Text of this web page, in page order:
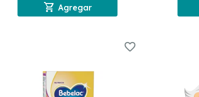
shopping_cart Agregar